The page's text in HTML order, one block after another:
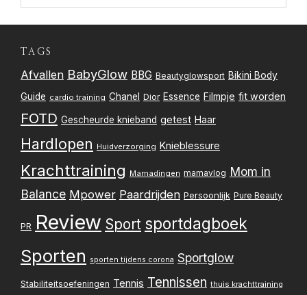
TAGS
Afvallen BabyGlow BBG Beautyglowsport Bikini Body
Guide cardio training Chanel Dior Essence Filmpje fit worden
FOTD Gescheurde knieband getest Haar
Hardlopen Huidverzorging Knieblessure
Krachttraining Mamadingen mamavlog Mom in
Balance Mpower Paardrijden Persoonlijk Pure Beauty
PR Review Sport sportdagboek
Sporten sporten tijdens corona Sportglow
Stabiliteitsoefeningen Tennis Tennissen thuis krachttraining